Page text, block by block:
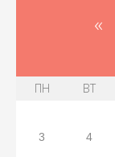
«
ПН ВТ
3
4